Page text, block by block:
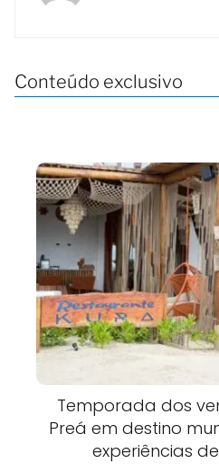
Conteúdo exclusivo
Temporada dos
Preá em destino
experiências